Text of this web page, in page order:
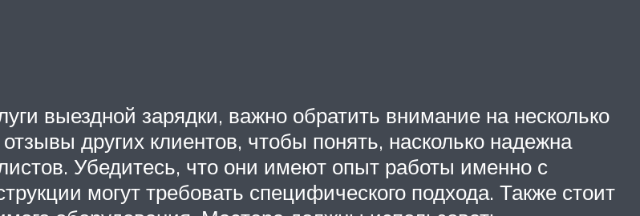
выездной зарядки, важно обратить внимание на несколько
других клиентов, чтобы понять, насколько надежна
Убедитесь, что они имеют опыт работы именно с
могут требовать специфического подхода. Также стоит